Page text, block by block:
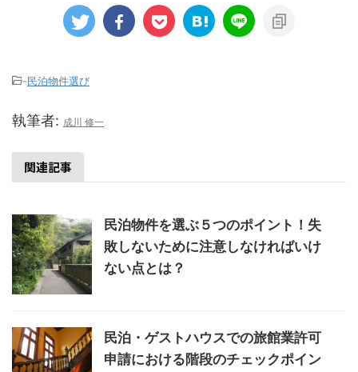
-民泊物件選び
執筆者: 成川 修一
関連記事
民泊物件を選ぶ５つのポイント！失
敗しないために注意しなければいけ
ない点とは？
民泊・ゲストハウスでの旅館業許可
申請における階段のチェックポイン